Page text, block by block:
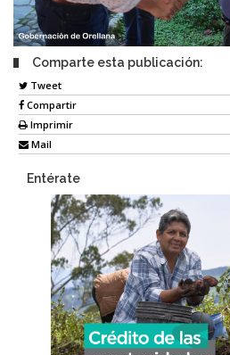
Comparte esta publicación:
Tweet
Compartir
Imprimir
Mail
Entérate